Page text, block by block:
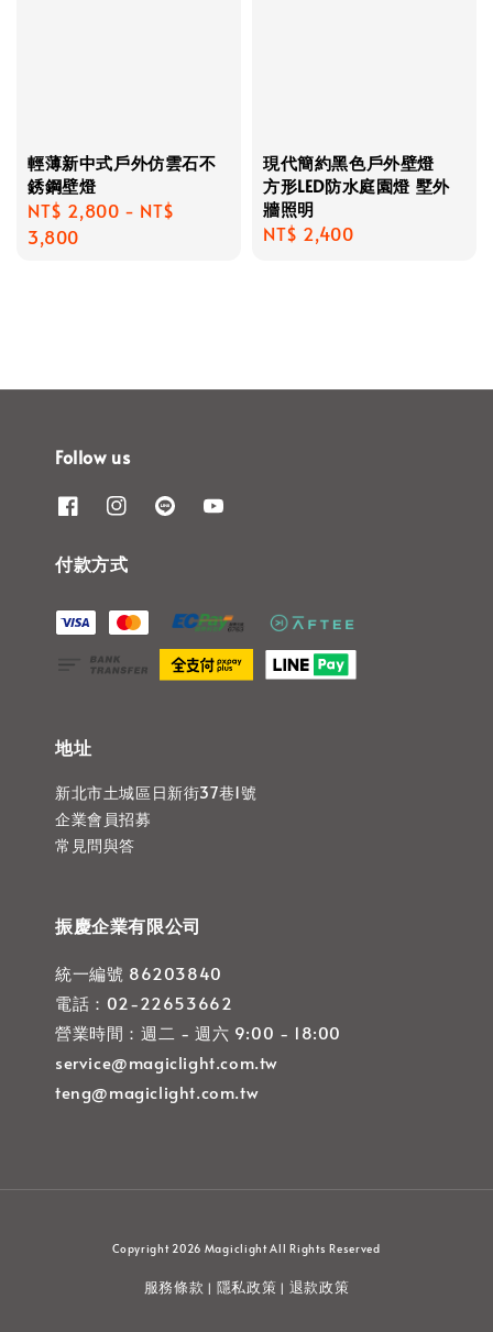
輕薄新中式戶外仿雲石不
銹鋼壁燈
Regular
price
NT$ 2,800 - NT$
3,800
現代簡約黑色戶外壁燈
方形LED防水庭園燈 墅外
牆照明
Regular
NT$ 2,400
Follow us
付款方式
地址
新北市土城區日新街37巷1號
企業會員招募
常見問與答
振慶企業有限公司
統一編號 86203840
電話：02-22653662
營業時間：週二 - 週六 9:00 - 18:00
service@magiclight.com.tw
teng@magiclight.com.tw
Copyright 2026 Magiclight All Rights Reserved
服務條款 | 隱私政策 | 退款政策